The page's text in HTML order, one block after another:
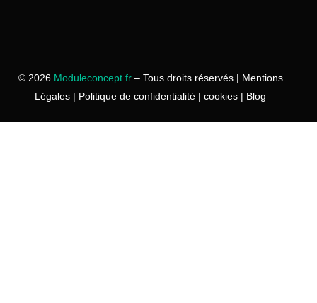
© 2026 Moduleconcept.fr – Tous droits réservés | Mentions
Légales | Politique de confidentialité |cookies | Blog